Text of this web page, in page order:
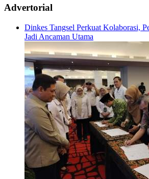
Advertorial
Dinkes Tangsel Perkuat Kolaborasi,
Jadi Ancaman Utama